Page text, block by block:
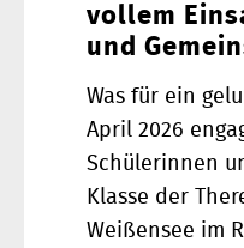
vollem
und
Was für ein
April 2026
Schülerinnen
Klasse der
Weißensee im